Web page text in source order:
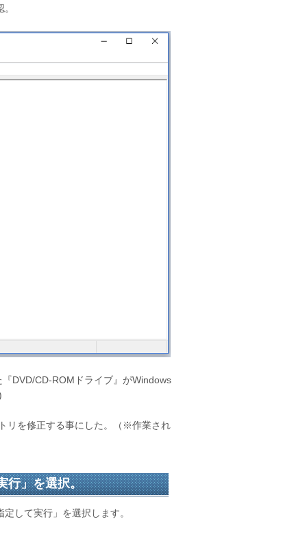
DVD/CD-ROMドライブ』がWindows
リを修正する事にした。（※作業され
行」を選択。
して実行」を選択します。